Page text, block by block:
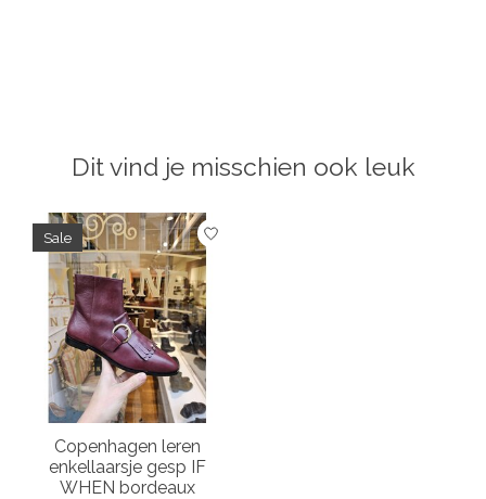
Dit vind je misschien ook leuk
Items van productcarrousel
Sale
Copenhagen leren
enkellaarsje gesp IF
WHEN bordeaux